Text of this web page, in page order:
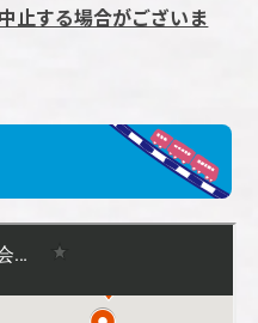
止する場合がございま